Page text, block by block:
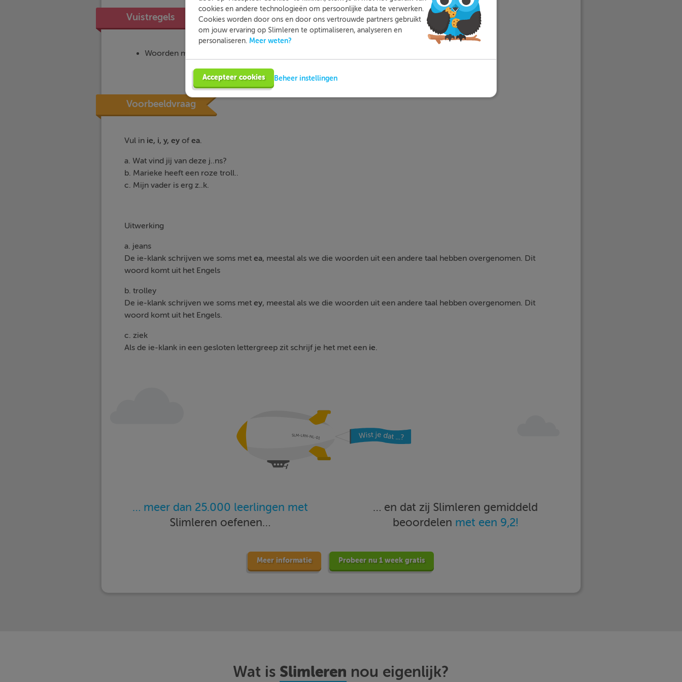
Vuistregels
Woorden met een ie-klank kan je schrijven met
Voorbeeldvraag
Vul in ie, i, y, ey of ea.
a. Wat vind jij van deze j..ns?
b. Marieke heeft een roze troll..
c. Mijn vader is erg z..k.
Uitwerking
a. jeans
De ie-klank schrijven we soms met ea, meestal als we die woorden uit een andere taal hebben overgenomen. Dit
woord komt uit het Engels
b. trolley
De ie-klank schrijven we soms met ey, meestal als we die woorden uit een andere taal hebben overgenomen. Dit
woord komt uit het Engels.
c. ziek
Als de ie-klank in een gesloten lettergreep zit schrijf je het met een ie.
… meer dan 25.000 leerlingen met
Slimleren oefenen…
… en dat zij Slimleren gemiddeld
beoordelen met een 9,2!
Meer informatie Probeer nu 1 week gratis
Wat is Slimleren nou eigenlijk?
cookies en andere technologieën om persoonlijke data te verwerken.
Cookies worden door ons en door ons vertrouwde partners gebruikt
om jouw ervaring op Slimleren te optimaliseren, analyseren en
personaliseren. Meer weten?
Accepteer cookies Beheer instellingen